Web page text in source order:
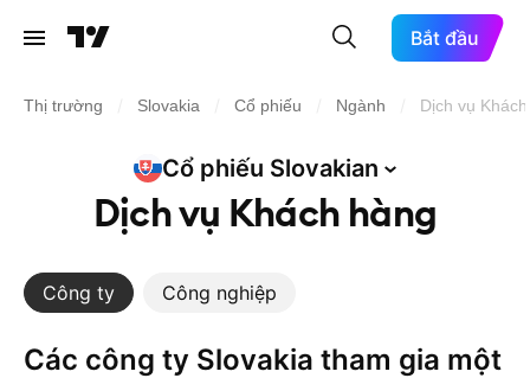
Bắt đầu
Thị trường Slovakia Cổ phiếu Ngành Dịch vụ
Cổ phiếu Slovakian
Dịch vụ Khách hàng
Công ty Công nghiệp
Các công ty Slovakia tham gia một